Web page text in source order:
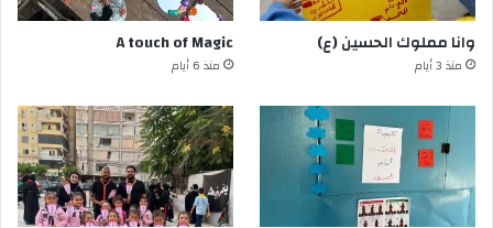
وانا مملوك الحسين (ع)
منذ 3 أيام
A touch of Magic
منذ 6 أيام